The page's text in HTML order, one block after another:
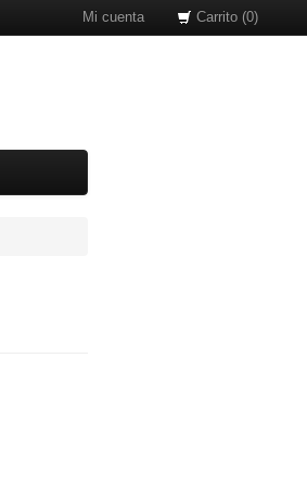
Mi cuenta Carrito (0)